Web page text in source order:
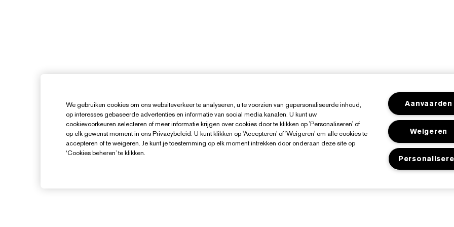
We gebruiken cookies om ons websiteverkeer te analyseren, u te voorzien van gepersonaliseerde inhoud,
op interesses gebaseerde advertenties en informatie van social media kanalen. U kunt uw
cookievoorkeuren selecteren of meer informatie krijgen over cookies door te klikken op 'Personaliseren' of
op elk gewenst moment in ons Privacybeleid. U kunt klikken op 'Accepteren' of 'Weigeren' om alle cookies te
accepteren of te weigeren. Je kunt je toestemming op elk moment intrekken door onderaan deze site op
‘Cookies beheren’ te klikken.
Aanvaarden
Weigeren